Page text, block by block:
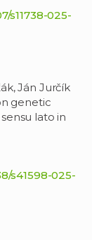
s11738-025-
Ján Jurčík
genetic
sensu lato in
s41598-025-